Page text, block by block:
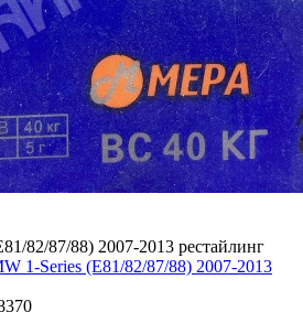
82/87/88) 2007-2013 рестайлинг
1-Series (E81/82/87/88) 2007-2013